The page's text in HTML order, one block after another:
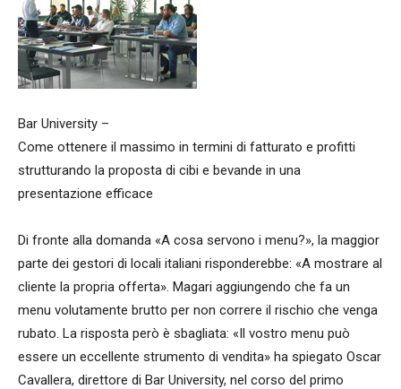
Bar University –
Come ottenere il massimo in termini di fatturato e profitti
strutturando la proposta di cibi e bevande in una
presentazione efficace
Di fronte alla domanda «A cosa servono i menu?», la maggior
parte dei gestori di locali italiani risponderebbe: «A mostrare al
cliente la propria offerta». Magari aggiungendo che fa un
menu volutamente brutto per non correre il rischio che venga
rubato. La risposta però è sbagliata: «Il vostro menu può
essere un eccellente strumento di vendita» ha spiegato Oscar
Cavallera, direttore di Bar University, nel corso del primo